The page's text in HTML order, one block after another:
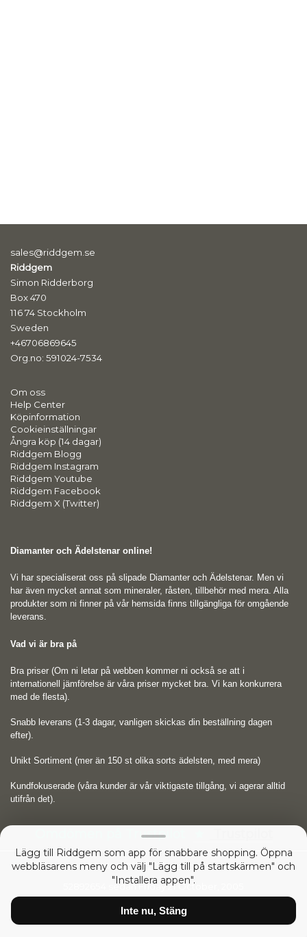
sales@riddgem.se
Riddgem
Simon Ridderborg
Box 470
116 74 Stockholm
Sweden
+46706869645
Org.no: 591024-7534
Om oss
Help Center
Köpinformation
Cookieinställningar
Ångra köp (14 dagar)
Riddgem Blogg
Riddgem Instagram
Riddgem Youtube
Riddgem Facebook
Riddgem X (Twitter)
Diamanter och Ädelstenar online!
Vi har specialiserat oss på slipade Diamanter och Ädelstenar. Men vi
har även mycket annat som mineraler, råsten, tillbehör med mera. Alla
produkter som ni finner på vår hemsida finns tillgängliga för omgående
leverans.
Vad vi är bra på
Bra priser (Om ni letar på webben kommer ni också se att i
internationell jämförelse är våra priser mycket bra. Vi kan konkurrera
med de flesta).
Snabb leverans (1-3 dagar, vanligen skickas din beställning dagen
efter).
Unikt Sortiment (mer än 150 st olika sorts ädelsten, med mera)
Kundfokuserade (våra kunder är vår viktigaste tillgång, vi agerar alltid
utifrån det).
Omdömen på Trustpilot
Copyright © 2026RIDDGEM Diamonds and Gemstones
52892654 sedanFriday 21 October, 2005
Lägg till Riddgem som app för snabbare shopping. Öppna
webbläsarens meny och välj "Lägg till på startskärmen" och
"Installera appen".
Inte nu, Stäng